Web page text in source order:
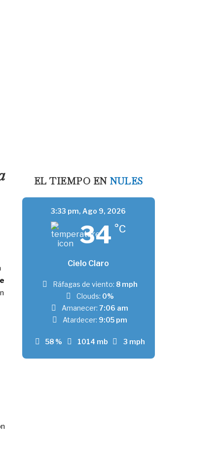
EL TIEMPO EN NULES
3:33 pm, Ago 9, 2026
34 °C
Cielo Claro
58 % 1014 mb 3 mph
Ráfagas de viento: 8 mph
Clouds: 0%
Amanecer: 7:06 am
Atardecer: 9:05 pm